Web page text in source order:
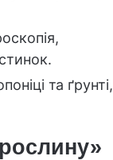
та ґрунті,